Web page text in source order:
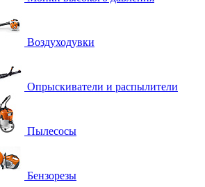
Воздуходувки
Опрыскиватели и распылители
Пылесосы
Бензорезы